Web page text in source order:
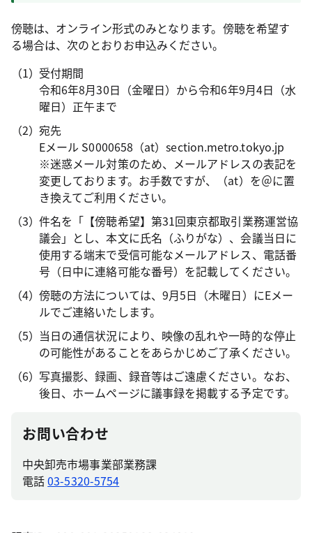
傍聴は、オンライン形式のみとなります。傍聴を希望す
る場合は、次のとおりお申込みください。
受付期間
令和6年8月30日（金曜日）から令和6年9月4日（水
曜日）正午まで
宛先
Eメール S0000658（at）section.metro.tokyo.jp
※迷惑メール対策のため、メールアドレスの表記を
変更しております。お手数ですが、（at）を＠に置
き換えてご利用ください。
件名を「【傍聴希望】第31回東京都取引業務運営協
議会」とし、本文に氏名（ふりがな）、会議当日に
使用する端末で受信可能なメールアドレス、電話番
号（日中に連絡可能な番号）を記載してください。
傍聴の方法については、9月5日（木曜日）にEメー
ルでご連絡いたします。
当日の通信状況により、映像の乱れや一時的な停止
の可能性があることをあらかじめご了承ください。
写真撮影、録画、録音等はご遠慮ください。なお、
後日、ホームページに議事録を掲載する予定です。
お問い合わせ
中央卸売市場事業部業務課
電話03-5320-5754